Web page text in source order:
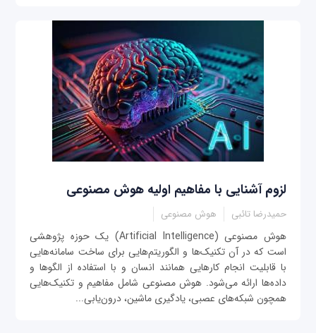
لزوم آشنایی با مفاهیم اولیه هوش مصنوعی
حمیدرضا تائبی هوش مصنوعی
هوش مصنوعی (Artificial Intelligence) یک حوزه پژوهشی
است که در آن تکنیک‌ها و الگوریتم‌هایی برای ساخت سامانه‌هایی
با قابلیت انجام کارهایی همانند انسان و با استفاده از الگوها و
داده‌ها ارائه می‌شود. هوش مصنوعی شامل مفاهیم و تکنیک‌هایی
همچون شبکه‌های عصبی، یادگیری ماشین، درون‌یابی...